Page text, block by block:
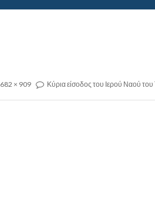
682 × 909 Κύρια είσοδος του Ιερού Ναού